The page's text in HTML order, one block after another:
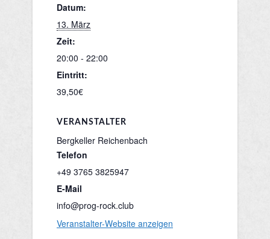
Datum:
13. März
Zeit:
20:00 - 22:00
Eintritt:
39,50€
VERANSTALTER
Bergkeller Reichenbach
Telefon
+49 3765 3825947
E-Mail
info@prog-rock.club
Veranstalter-Website anzeigen